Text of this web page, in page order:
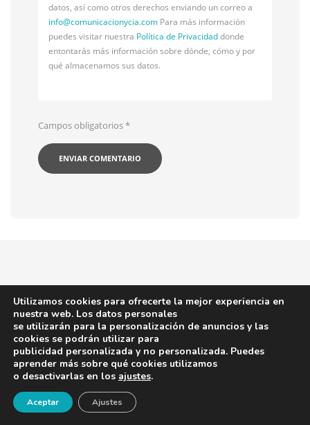
datos, así como otros derechos enviando un correo a
info@comunicacionycia.com Para más información
puedes visitar nuestra Política de Privacidaddonde
entontarás más información sobre dónde, cómo y por
qué almacenamos sus datos.
Campos obligatorios*
Sobre geriatricarea
Revista digital dirigida al sector de la geriatría y
afines que ofrece las últimas noticias y novedades
¡Newsletter!
Utilizamos cookies para ofrecerte la mejor experiencia en
nuestra web. Los datos personales
se utilizarán para la personalización de anuncios y las
cookies se podrán utilizar para
publicidad personalizada y no personalizada. Puedes
aprender más sobre qué cookies utilizamos
o desactivarlas en los ajustes.
Aceptar Ajustes